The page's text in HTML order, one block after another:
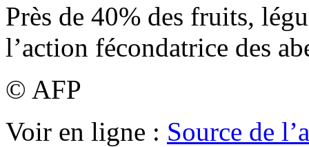
Près de 40% des fruits,
l’action fécondatrice des
© AFP
Voir en ligne : Source de